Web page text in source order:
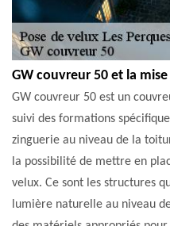
GW couvreur 50 et la
GW couvreur 50 est un
suivi des formations
zinguerie au niveau de la
la possibilité de mettre en
velux. Ce sont les structures
lumière naturelle au niveau